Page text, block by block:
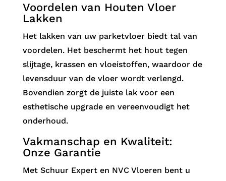
Voordelen van Houten Vloer
Lakken
Het lakken van uw parketvloer biedt tal van
voordelen. Het beschermt het hout tegen
slijtage, krassen en vloeistoffen, waardoor de
levensduur van de vloer wordt verlengd.
Bovendien zorgt de juiste lak voor een
esthetische upgrade en vereenvoudigt het
onderhoud.
Vakmanschap en Kwaliteit:
Onze Garantie
Met Schuur Expert en NVC Vloeren bent u